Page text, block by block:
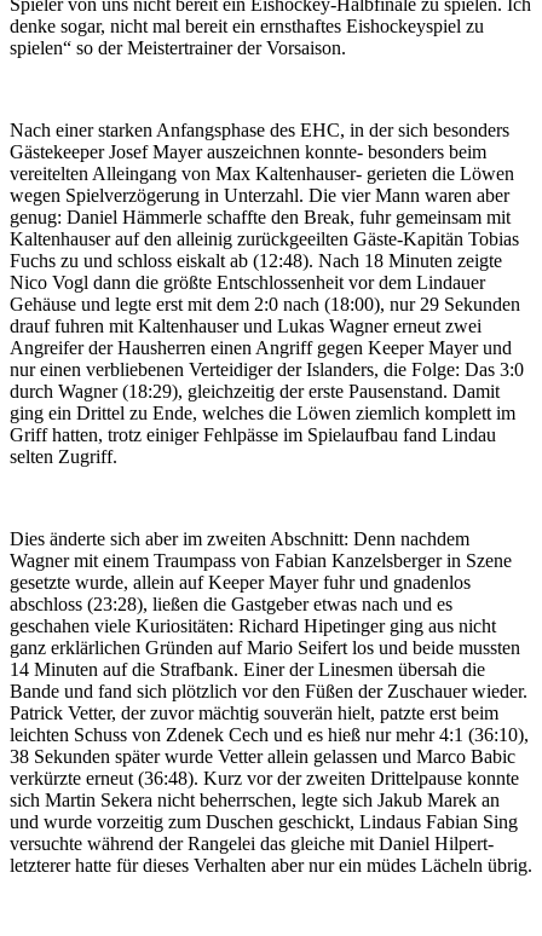
Spieler von uns nicht bereit ein Eishockey-Halbfinale zu spielen. Ich
denke sogar, nicht mal bereit ein ernsthaftes Eishockeyspiel zu
spielen“ so der Meistertrainer der Vorsaison.
Nach einer starken Anfangsphase des EHC, in der sich besonders
Gästekeeper Josef Mayer auszeichnen konnte- besonders beim
vereitelten Alleingang von Max Kaltenhauser- gerieten die Löwen
wegen Spielverzögerung in Unterzahl. Die vier Mann waren aber
genug: Daniel Hämmerle schaffte den Break, fuhr gemeinsam mit
Kaltenhauser auf den alleinig zurückgeeilten Gäste-Kapitän Tobias
Fuchs zu und schloss eiskalt ab (12:48). Nach 18 Minuten zeigte
Nico Vogl dann die größte Entschlossenheit vor dem Lindauer
Gehäuse und legte erst mit dem 2:0 nach (18:00), nur 29 Sekunden
drauf fuhren mit Kaltenhauser und Lukas Wagner erneut zwei
Angreifer der Hausherren einen Angriff gegen Keeper Mayer und
nur einen verbliebenen Verteidiger der Islanders, die Folge: Das 3:0
durch Wagner (18:29), gleichzeitig der erste Pausenstand. Damit
ging ein Drittel zu Ende, welches die Löwen ziemlich komplett im
Griff hatten, trotz einiger Fehlpässe im Spielaufbau fand Lindau
selten Zugriff.
Dies änderte sich aber im zweiten Abschnitt: Denn nachdem
Wagner mit einem Traumpass von Fabian Kanzelsberger in Szene
gesetzte wurde, allein auf Keeper Mayer fuhr und gnadenlos
abschloss (23:28), ließen die Gastgeber etwas nach und es
geschahen viele Kuriositäten: Richard Hipetinger ging aus nicht
ganz erklärlichen Gründen auf Mario Seifert los und beide mussten
14 Minuten auf die Strafbank. Einer der Linesmen übersah die
Bande und fand sich plötzlich vor den Füßen der Zuschauer wieder.
Patrick Vetter, der zuvor mächtig souverän hielt, patzte erst beim
leichten Schuss von Zdenek Cech und es hieß nur mehr 4:1 (36:10),
38 Sekunden später wurde Vetter allein gelassen und Marco Babic
verkürzte erneut (36:48). Kurz vor der zweiten Drittelpause konnte
sich Martin Sekera nicht beherrschen, legte sich Jakub Marek an
und wurde vorzeitig zum Duschen geschickt, Lindaus Fabian Sing
versuchte während der Rangelei das gleiche mit Daniel Hilpert-
letzterer hatte für dieses Verhalten aber nur ein müdes Lächeln übrig.